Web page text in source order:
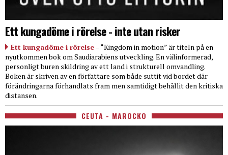
Ett kungadöme i rörelse - inte utan risker
Ett kungadöme i rörelse– “Kingdom in motion” är titeln på en
nyutkommen bok om Saudiarabiens utveckling. En välinformerad,
personligt buren skildring av ett land i strukturell omvandling.
Boken är skriven av en författare som både suttit vid bordet där
förändringarna förhandlats fram men samtidigt behållit den kritiska
distansen.
CEUTA - MAROCKO